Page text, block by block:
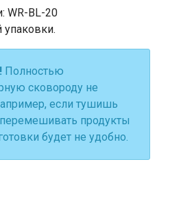
WR-BL-20
упаковки.
Полностью
сковороду не
если тушишь
продукты
будет не удобно.